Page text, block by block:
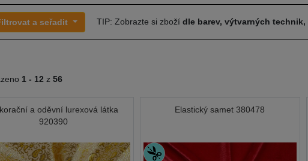
a seřadit TIP: Zobrazte si zboží dle barev, výtvarných technik,
1 - 12 z 56
a oděvní lurexová látka
920390
Elastický samet 380478